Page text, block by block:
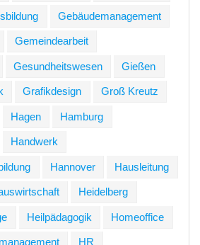
Gebäudemanagement
Gemeindearbeit
Gesundheitswesen Gießen
Grafikdesign Groß Kreutz
Hagen Hamburg
Handwerk
Hannover Hausleitung
Heidelberg
Heilpädagogik Homeoffice
HR